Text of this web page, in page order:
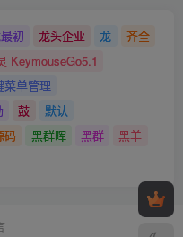
初 龙头企业 龙
齐全
KeymouseGo5.1
菜单管理
鼓
默认
码
黑群晖 黑群
黑羊